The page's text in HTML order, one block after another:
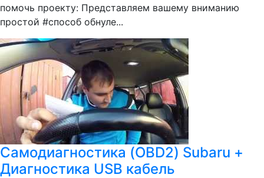
помочь проекту: Представляем вашему вниманию
простой #способ обнуле...
Самодиагностика (OBD2) Subaru +
Диагностика USB кабель